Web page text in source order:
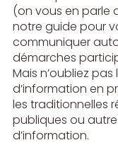
(on vous en parle
notre guide pour
communiquer
démarches
Mais n’oubliez
d’information en
les traditionnelles
publiques ou
d’information.